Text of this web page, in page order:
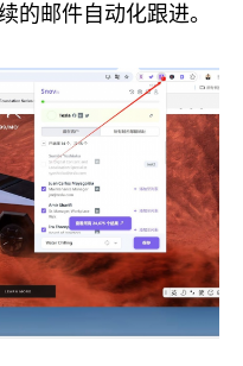
的邮件自动化跟进。